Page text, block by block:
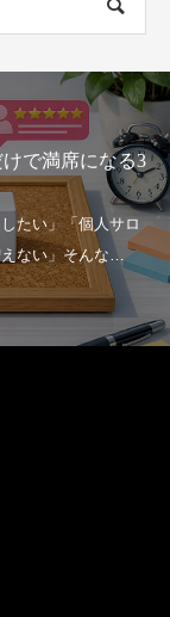
で満席になる3